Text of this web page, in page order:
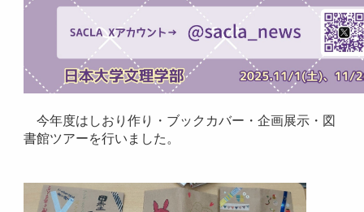
今年度はしおり作り・ブックカバー・企画展示・図
書館ツアーを行いました。